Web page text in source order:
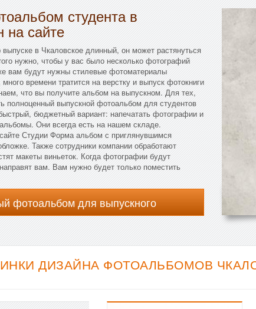
студента в
на сайте
в Чкаловское длинный, он может растянуться
нужно, чтобы у вас было несколько фотографий
вам будут нужны стилевые фотоматериалы
времени тратится на верстку и выпуск фотокниги
что вы получите альбом на выпускном. Для тех,
полноценный выпускной фотоальбом для студентов
бюджетный вариант: напечатать фотографии и
Они всегда есть на нашем складе.
Студии Форма альбом с приглянувшимся
Также сотрудники компании обработают
макеты виньеток. Когда фотографии будут
вам. Вам нужно будет только поместить
фотоальбом для выпускного
ДИЗАЙНА ФОТОАЛЬБОМОВ